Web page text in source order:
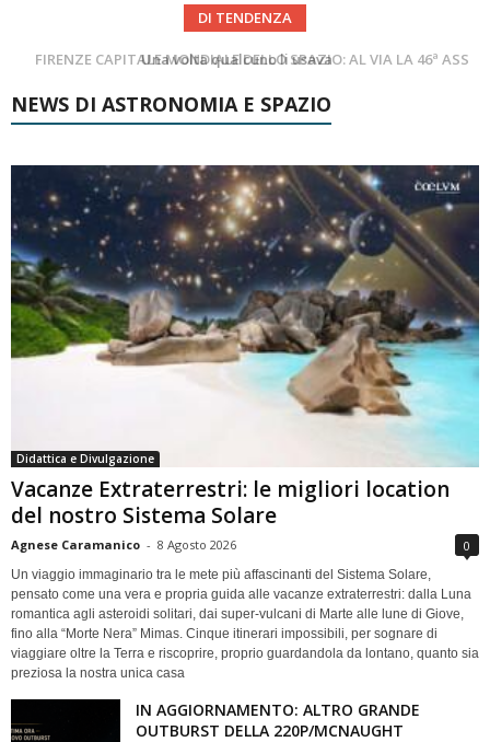
DI TENDENZA
FIRENZE CAPITALE MONDIALE DELLO SPAZIO: AL VIA LA 46ª ASSEMBLEA SCIENTIFICA DEL COSPAR
Cielo del Mese di Agosto 2026
NEWS DI ASTRONOMIA E SPAZIO
Didattica e Divulgazione
Vacanze Extraterrestri: le migliori location
del nostro Sistema Solare
Agnese Caramanico - 8 Agosto 2026 0
Un viaggio immaginario tra le mete più affascinanti del Sistema Solare,
pensato come una vera e propria guida alle vacanze extraterrestri: dalla Luna
romantica agli asteroidi solitari, dai super-vulcani di Marte alle lune di Giove,
fino alla “Morte Nera” Mimas. Cinque itinerari impossibili, per sognare di
viaggiare oltre la Terra e riscoprire, proprio guardandola da lontano, quanto sia
preziosa la nostra unica casa
IN AGGIORNAMENTO: ALTRO GRANDE
OUTBURST DELLA 220P/MCNAUGHT